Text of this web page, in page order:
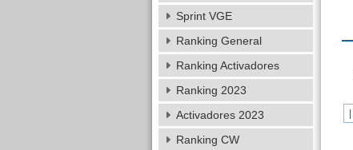
Sprint VGE
Ranking General
Ranking Activadores
Ranking 2023
Activadores 2023
Ranking CW